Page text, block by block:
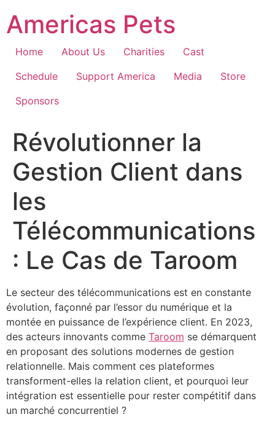
content
Americas Pets
Home About Us Charities
Cast
Schedule
Support America Media
Store
Sponsors
Révolutionner la
Gestion Client dans
les
Télécommunications
: Le Cas de Taroom
Le secteur des télécommunications est en constante
évolution, façonné par l’essor du numérique et la
montée en puissance de l’expérience client. En 2023,
des acteurs innovants comme Taroom se démarquent
en proposant des solutions modernes de gestion
relationnelle. Mais comment ces plateformes
transforment-elles la relation client, et pourquoi leur
intégration est essentielle pour rester compétitif dans
un marché concurrentiel ?